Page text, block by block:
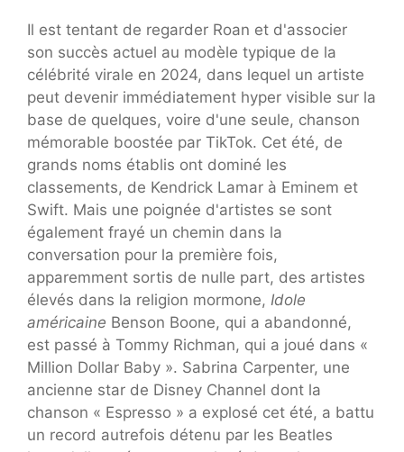
Il est tentant de regarder Roan et d'associer
son succès actuel au modèle typique de la
célébrité virale en 2024, dans lequel un artiste
peut devenir immédiatement hyper visible sur la
base de quelques, voire d'une seule, chanson
mémorable boostée par TikTok. Cet été, de
grands noms établis ont dominé les
classements, de Kendrick Lamar à Eminem et
Swift. Mais une poignée d'artistes se sont
également frayé un chemin dans la
conversation pour la première fois,
apparemment sortis de nulle part, des artistes
élevés dans la religion mormone, Idole
américaine Benson Boone, qui a abandonné,
est passé à Tommy Richman, qui a joué dans «
Million Dollar Baby ». Sabrina Carpenter, une
ancienne star de Disney Channel dont la
chanson « Espresso » a explosé cet été, a battu
un record autrefois détenu par les Beatles